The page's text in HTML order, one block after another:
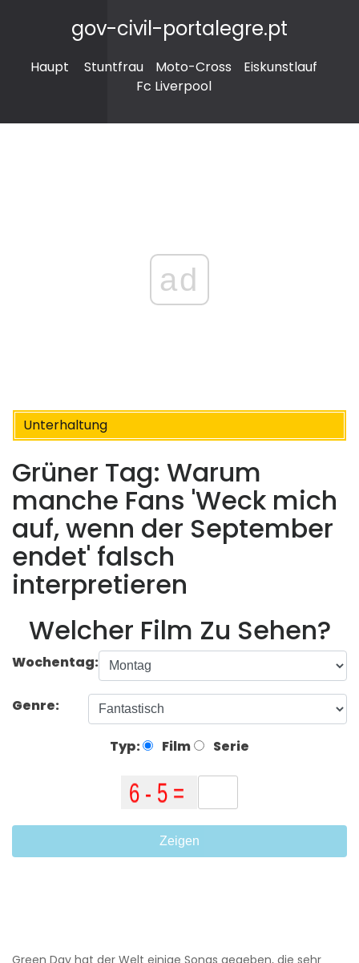
gov-civil-portalegre.pt
Haupt Stuntfrau Moto-Cross
Eiskunstlauf
Fc Liverpool
ad
Unterhaltung
Grüner Tag: Warum
manche Fans 'Weck mich
auf, wenn der September
endet' falsch
interpretieren
Welcher Film Zu Sehen?
Wochentag:
Genre:
Typ: Film Serie
Zeigen